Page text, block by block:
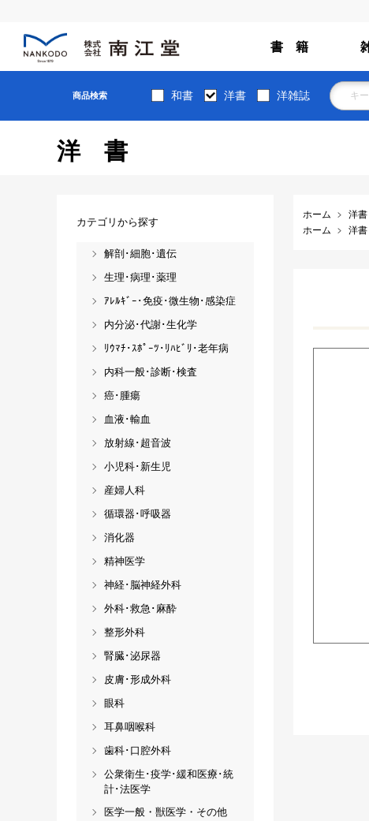
書 籍
商品検索 和書 洋書 洋雑誌
洋書
ホーム 洋書
ホーム
洋書
カテゴリから探す
解剖･細胞･遺伝
生理･病理･薬理
ｱﾚﾙｷﾞｰ･免疫･微生物･感染症
内分泌･代謝･生化学
ﾘｳﾏﾁ･ｽﾎﾟｰﾂ･ﾘﾊﾋﾞﾘ･老年病
内科一般･診断･検査
癌･腫瘍
血液･輸血
放射線･超音波
小児科･新生児
産婦人科
循環器･呼吸器
消化器
精神医学
神経･脳神経外科
外科･救急･麻酔
整形外科
腎臓･泌尿器
皮膚･形成外科
眼科
耳鼻咽喉科
歯科･口腔外科
公衆衛生･疫学･緩和医療･統
計･法医学
医学一般・獣医学・その他